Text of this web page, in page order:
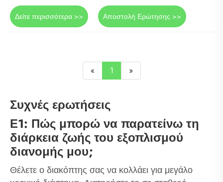
Δείτε περισσότερα >> Αποστολή Ερώτησης >>
« 1 »
Συχνές ερωτήσεις
Ε1: Πώς μπορώ να παρατείνω τη
διάρκεια ζωής του εξοπλισμού
διανομής μου;
Θέλετε ο διακόπτης σας να κολλάει για μεγάλο